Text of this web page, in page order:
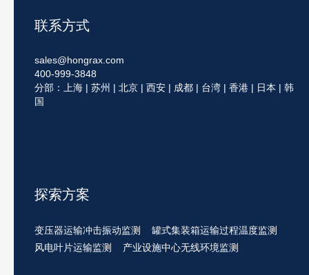
联系方式
sales@hongrax.com
400-999-3848
分部：上海 | 苏州 | 北京 | 西安 | 成都 | 台湾 | 香港 | 日本 | 韩
国
探索方案
变压器运输冲击振动监测
罐式集装箱运输过程温度监测
风电叶片运输监测
产业设施中心无线环境监测